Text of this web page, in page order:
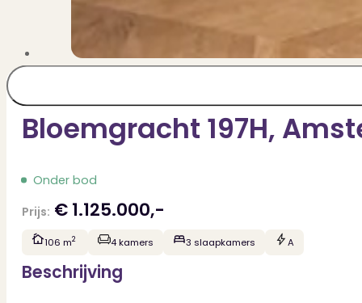
Bloemgracht 197H,
Onder bod
Prijs: € 1.125.000,-
106 m2 4 kamers 3 slaapkamers A
Beschrijving